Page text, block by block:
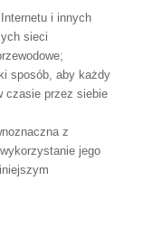
Internetu i innych
sieci
sposób, aby każdy
czasie przez siebie
z
wykorzystanie jego